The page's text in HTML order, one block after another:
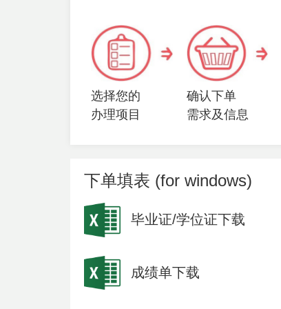
选择您的
办理项目
确认下单
需求及信息
下单填表 (for windows)
毕业证/学位证下载
成绩单下载